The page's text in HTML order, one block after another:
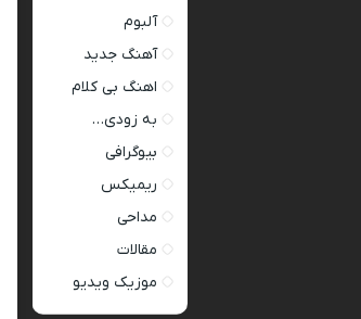
آلبوم
آهنگ جدید
اهنگ بی کلام
به زودی…
بیوگرافی
ریمیکس
مداحی
مقالات
موزیک ویدیو